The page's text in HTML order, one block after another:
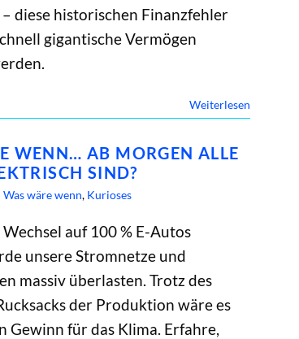
diese historischen Finanzfehler
gigantische Vermögen
Weiterlesen
WENN… AB MORGEN ALLE
SIND?
Was wäre wenn, Kurioses
auf 100 % E-Autos
unsere Stromnetze und
massiv überlasten. Trotz des
der Produktion wäre es
Gewinn für das Klima. Erfahre,